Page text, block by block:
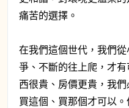
痛苦的選擇。
在我們這個世代，我們
爭、不斷的往上爬，才
西很貴、房價更貴，我
買這個、買那個才可以